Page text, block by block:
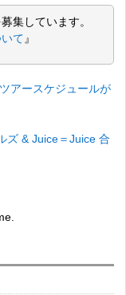
集しています。
て 』
アースケジュールが
ズ & Juice＝Juice 合